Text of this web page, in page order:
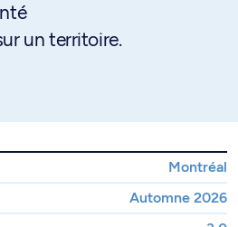
un territoire.
Montréal
Automne 2026